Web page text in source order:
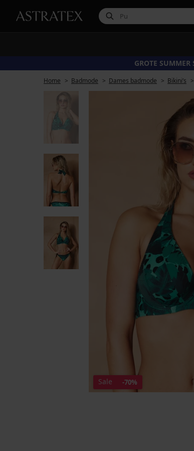
GROTE SUMMER
Home Badmode Dames badmode Bikini’s
Sale -70%